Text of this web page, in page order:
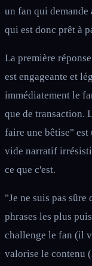
un fan qui
qui est donc prêt à
La première
est engageante et
immédiatement le
que de transaction.
faire une bêtise" est
vide narratif
ce que c'est.
"Je ne suis pas
phrases les plus
challenge le fan (il
valorise le contenu